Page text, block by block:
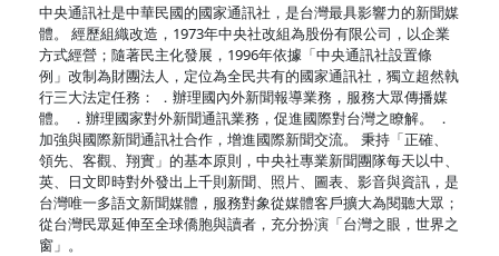
中央通訊社是中華民國的國家通訊社，是台灣最具影響力的新聞媒
體。 經歷組織改造，1973年中央社改組為股份有限公司，以企業
方式經營；隨著民主化發展，1996年依據「中央通訊社設置條
例」改制為財團法人，定位為全民共有的國家通訊社，獨立超然執
行三大法定任務： ．辦理國內外新聞報導業務，服務大眾傳播媒
體。 ．辦理國家對外新聞通訊業務，促進國際對台灣之瞭解。 ．
加強與國際新聞通訊社合作，增進國際新聞交流。 秉持「正確、
領先、客觀、翔實」的基本原則，中央社專業新聞團隊每天以中、
英、日文即時對外發出上千則新聞、照片、圖表、影音與資訊，是
台灣唯一多語文新聞媒體，服務對象從媒體客戶擴大為閱聽大眾；
從台灣民眾延伸至全球僑胞與讀者，充分扮演「台灣之眼，世界之
窗」。